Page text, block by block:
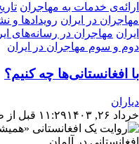
ارائه‌ی خدمات به مهاجران
مهاجران در ایران رویدادها و
ایران مهاجران در رسانه‌های
دوم و سوم مهاجران در ایران
با افغانستانی‌ها چه کنیم؟
دیاران
خرداد ۲۶, ۱۴۰۳
۱۱:۲۹ قبل از ظهر